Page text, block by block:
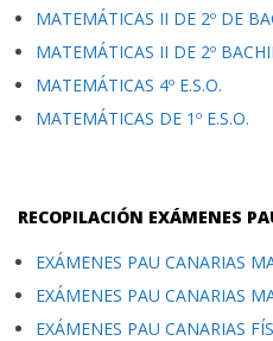
MATEMÁTICAS II DE 2º DE
MATEMÁTICAS II DE 2º
MATEMÁTICAS 4º E.S.O.
MATEMÁTICAS DE 1º E.S.O.
RECOPILACIÓN EXÁMENES
EXÁMENES PAU CANARIAS
EXÁMENES PAU CANARIAS
EXÁMENES PAU CANARIAS